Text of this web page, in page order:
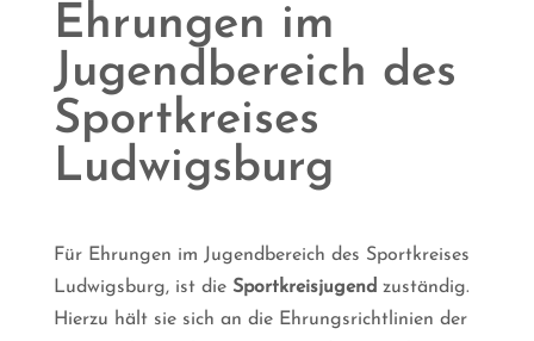
Ehrungen im
Jugendbereich des
Sportkreises
Ludwigsburg
Für Ehrungen im Jugendbereich des Sportkreises
Ludwigsburg, ist die Sportkreisjugend zuständig.
Hierzu hält sie sich an die Ehrungsrichtlinien der